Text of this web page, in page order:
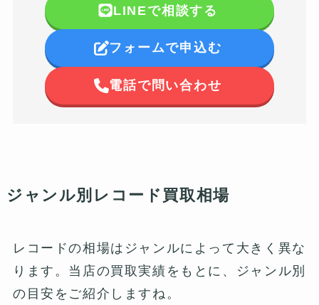
LINEで相談する
フォームで申込む
電話で問い合わせ
ジャンル別レコード買取相場
レコードの相場はジャンルによって大きく異な
ります。当店の買取実績をもとに、ジャンル別
の目安をご紹介しますね。